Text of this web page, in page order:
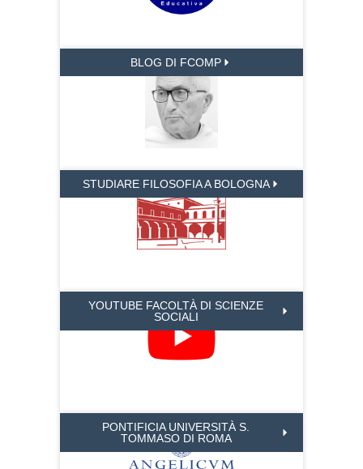
BLOG DI FCOMP
STUDIARE FILOSOFIA A BOLOGNA
YOUTUBE FACOLTÀ DI SCIENZE
SOCIALI
PONTIFICIA UNIVERSITÀ S.
TOMMASO DI ROMA